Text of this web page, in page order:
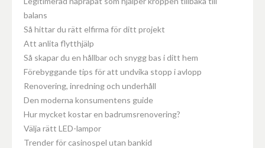
balans
Så hittar du rätt elfirma för ditt projekt
Att anlita flytthjälp
Så skapar du en hållbar och snygg bas i ditt hem
Förebyggande tips för att undvika stopp i avlopp
Renovering, inredning och underhåll
Den moderna konsumentens guide
Hur mycket kostar en badrumsrenovering?
Välja rätt LED-lampor
Trender för casinospel utan bankid